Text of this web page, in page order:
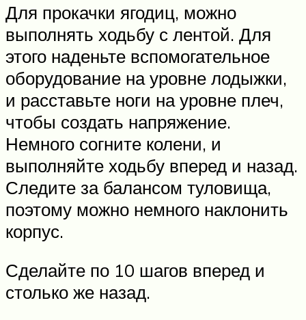
Для прокачки ягодиц, можно
выполнять ходьбу с лентой. Для
этого наденьте вспомогательное
оборудование на уровне лодыжки,
и расставьте ноги на уровне плеч,
чтобы создать напряжение.
Немного согните колени, и
выполняйте ходьбу вперед и назад.
Следите за балансом туловища,
поэтому можно немного наклонить
корпус.
Сделайте по 10 шагов вперед и
столько же назад.